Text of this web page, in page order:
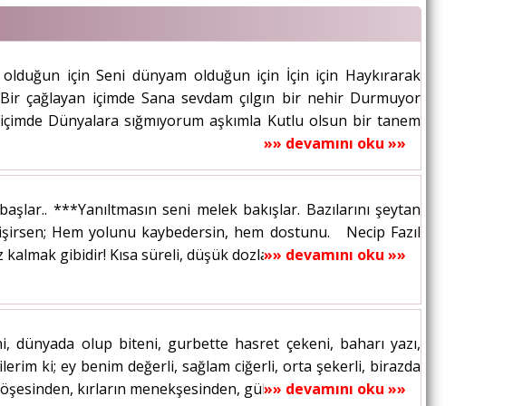
için Seni dünyam olduğun için İçin için Haykırarak
çağlayan içimde Sana sevdam çılgın bir nehir Durmuyor
Dünyalara sığmıyorum aşkımla Kutlu olsun bir tanem
»» devamını oku »»
***Yanıltmasın seni melek bakışlar. Bazılarını şeytan
Hem yolunu kaybedersin, hem dostunu. Necip Fazıl
gibidir! Kısa süreli, düşük dozlara dayanabilirsiniz.....
»» devamını oku »»
dünyada olup biteni, gurbette hasret çekeni, baharı yazı,
ki; ey benim değerli, sağlam ciğerli, orta şekerli, birazda
kırların menekşesinden, gül suyu...»» devamını oku »»